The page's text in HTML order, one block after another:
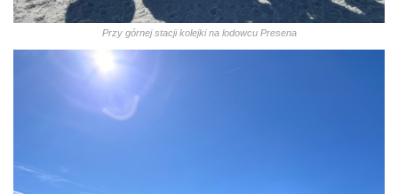
Przy górnej stacji kolejki na lodowcu Presena